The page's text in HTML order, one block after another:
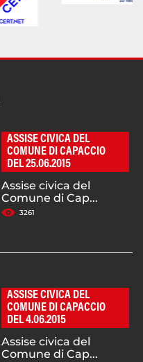
ASSISE CIVICA DEL
COMUNE DI CAPACCIO
DEL 25.06.2015
Assise civica del
Comune di Cap...
3261
ASSISE CIVICA DEL
COMUNE DI CAPACCIO
DEL 4.06.2015
Assise civica del
Comune di Cap...